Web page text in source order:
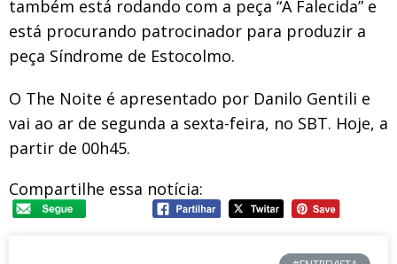
também está rodando com a peça “A Falecida” e
está procurando patrocinador para produzir a
peça Síndrome de Estocolmo.
O The Noite é apresentado por Danilo Gentili e
vai ao ar de segunda a sexta-feira, no SBT. Hoje, a
partir de 00h45.
Compartilhe essa notícia: